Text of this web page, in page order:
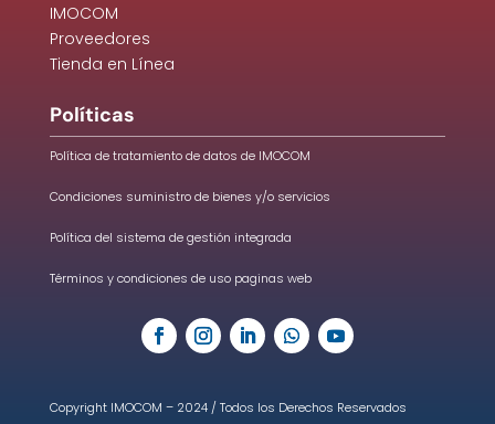
IMOCOM
Proveedores
Tienda en Línea
Políticas
Política de tratamiento de datos de IMOCOM
Condiciones suministro de bienes y/o servicios
Política del sistema de gestión integrada
Términos y condiciones de uso paginas web
Copyright IMOCOM – 2024 / Todos los Derechos Reservados